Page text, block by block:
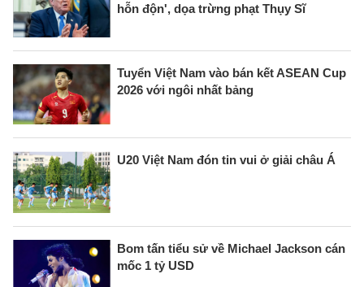
hỗn độn', dọa trừng phạt Thụy Sĩ
Tuyển Việt Nam vào bán kết ASEAN Cup
2026 với ngôi nhất bảng
U20 Việt Nam đón tin vui ở giải châu Á
Bom tấn tiểu sử về Michael Jackson cán
mốc 1 tỷ USD